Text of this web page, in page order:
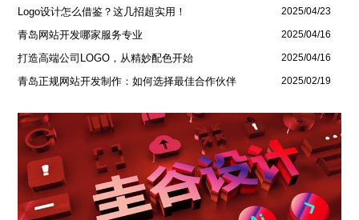
Logo设计怎么借鉴？这几招超实用！ 2025/04/23
青岛网站开发哪家服务专业 2025/04/16
打造高端公司LOGO，从精妙配色开始 2025/04/16
青岛正规网站开发制作：如何选择最佳合作伙伴 2025/02/19